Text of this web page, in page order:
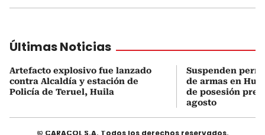
Últimas Noticias
Artefacto explosivo fue lanzado
contra Alcaldía y estación de
Policía de Teruel, Huila
Suspenden
de armas en
de posesión
agosto
© CARACOL S.A. Todos los derechos reservados.